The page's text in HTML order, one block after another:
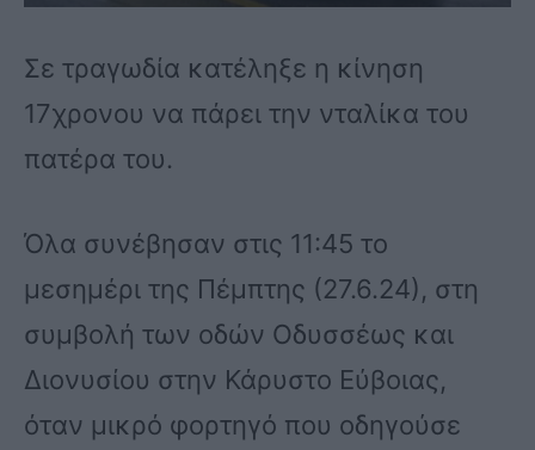
Σε τραγωδία κατέληξε η κίνηση
17χρονου να πάρει την νταλίκα του
πατέρα του.
Όλα συνέβησαν στις 11:45 το
μεσημέρι της Πέμπτης (27.6.24), στη
συμβολή των οδών Οδυσσέως και
Διονυσίου στην Κάρυστο Εύβοιας,
όταν μικρό φορτηγό που οδηγούσε